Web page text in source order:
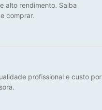
alto rendimento. Saiba
comprar.
profissional e custo por